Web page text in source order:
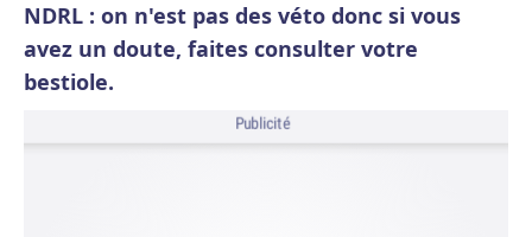
NDRL : on n'est pas des véto donc si vous
avez un doute, faites consulter votre
bestiole.
Publicité